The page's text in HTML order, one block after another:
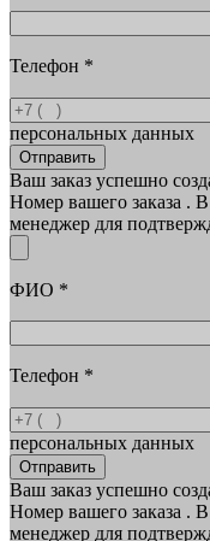
Телефон *
персональных данных
Отправить
Ваш заказ успешно
Номер вашего заказа .
менеджер для
ФИО *
Телефон *
персональных данных
Отправить
Ваш заказ успешно
Номер вашего заказа .
менеджер для